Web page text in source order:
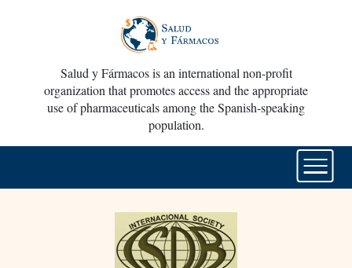
Salud y Fármacos is an international non-profit
organization that promotes access and the appropriate
use of pharmaceuticals among the Spanish-speaking
population.